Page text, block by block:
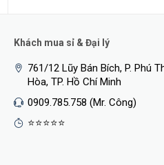
Khách mua sỉ & Đại lý
761/12 Lũy Bán Bích, P. Phú
Hòa, TP. Hồ Chí Minh
0909.785.758 (Mr. Công)
⭐⭐⭐⭐⭐